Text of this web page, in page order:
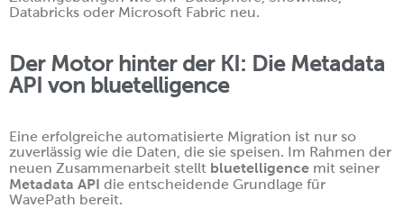
UNTERNEHMEN
KARRIERE
UNSER TEAM
Databricks oder Microsoft Fabric neu.
Der Motor hinter der KI: Die Metadata
API von bluetelligence
Eine erfolgreiche automatisierte Migration ist nur so
zuverlässig wie die Daten, die sie speisen. Im Rahmen der
neuen Zusammenarbeit stellt bluetelligence mit seiner
Metadata API die entscheidende Grundlage für
WavePath bereit.